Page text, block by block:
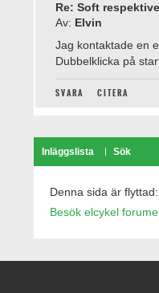
Re: Soft
Av: Elvin
Jag kontaktade en
Dubbelklicka på
SVARA CITERA
Inläggslista Sök
Denna sida är flyttad:
Besök elcykel